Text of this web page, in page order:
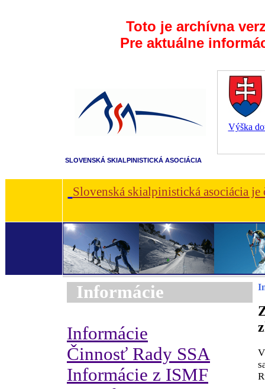
Toto je archívna
Pre aktuálne
Výška
SLOVENSKÁ SKIALPINISTICKÁ ASOCIÁCIA
Slovenská skialpinistická asociácia
Informácie
Informácie
Činnosť Rady SSA
Informácie z ISMF